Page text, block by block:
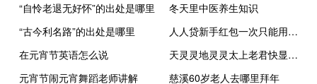
“自怜老退无好怀”的出处是哪里
冬天里中医养生知识
“古今利名路”的出处是哪里
人人贷新手红包一次只能用一个吗（人人贷的现金红包如何用呢）
在元宵节英语怎么说
天灵灵地灵灵太上老君快显灵急急如律令（天灵灵地灵灵太上老君快显灵）
元宵节闹元宵舞蹈老师讲解
慈溪60岁老人去哪里拜年